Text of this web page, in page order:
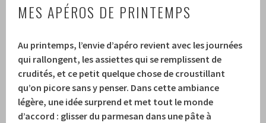
MES APÉROS DE PRINTEMPS
Au printemps, l’envie d’apéro revient avec les journées
qui rallongent, les assiettes qui se remplissent de
crudités, et ce petit quelque chose de croustillant
qu’on picore sans y penser. Dans cette ambiance
légère, une idée surprend et met tout le monde
d’accord : glisser du parmesan dans une pâte à